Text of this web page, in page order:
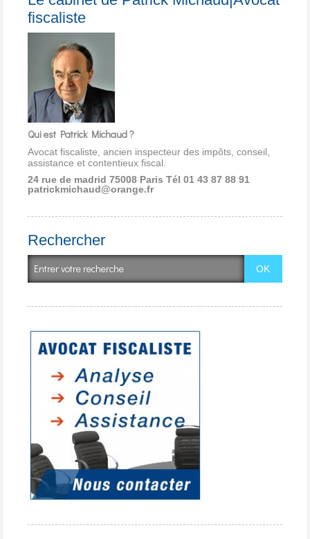
fiscaliste
Qui est Patrick Michaud ?
Avocat fiscaliste, ancien inspecteur des impôts, conseil,
assistance et contentieux fiscal.
24 rue de madrid 75008 Paris Tél 01 43 87 88 91
patrickmichaud@orange.fr
Rechercher